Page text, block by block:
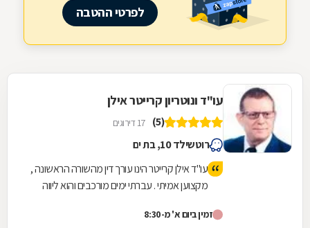
לפרטי ההטבה
עו"ד ונוטריון קרייטר אילן
(5) 17 דירוגים
רוטשילד 10, בת ים
עו"ד אילן קרייטר הינו עורך דין מהשורה הראשונה ,
מקצוען אמיתי . עברתי ימים מורכבים והוא ליווה
מלא במקרה. היה זמין עבורי תמיד גם בשעות לא
זמין ביום א' מ-8:30